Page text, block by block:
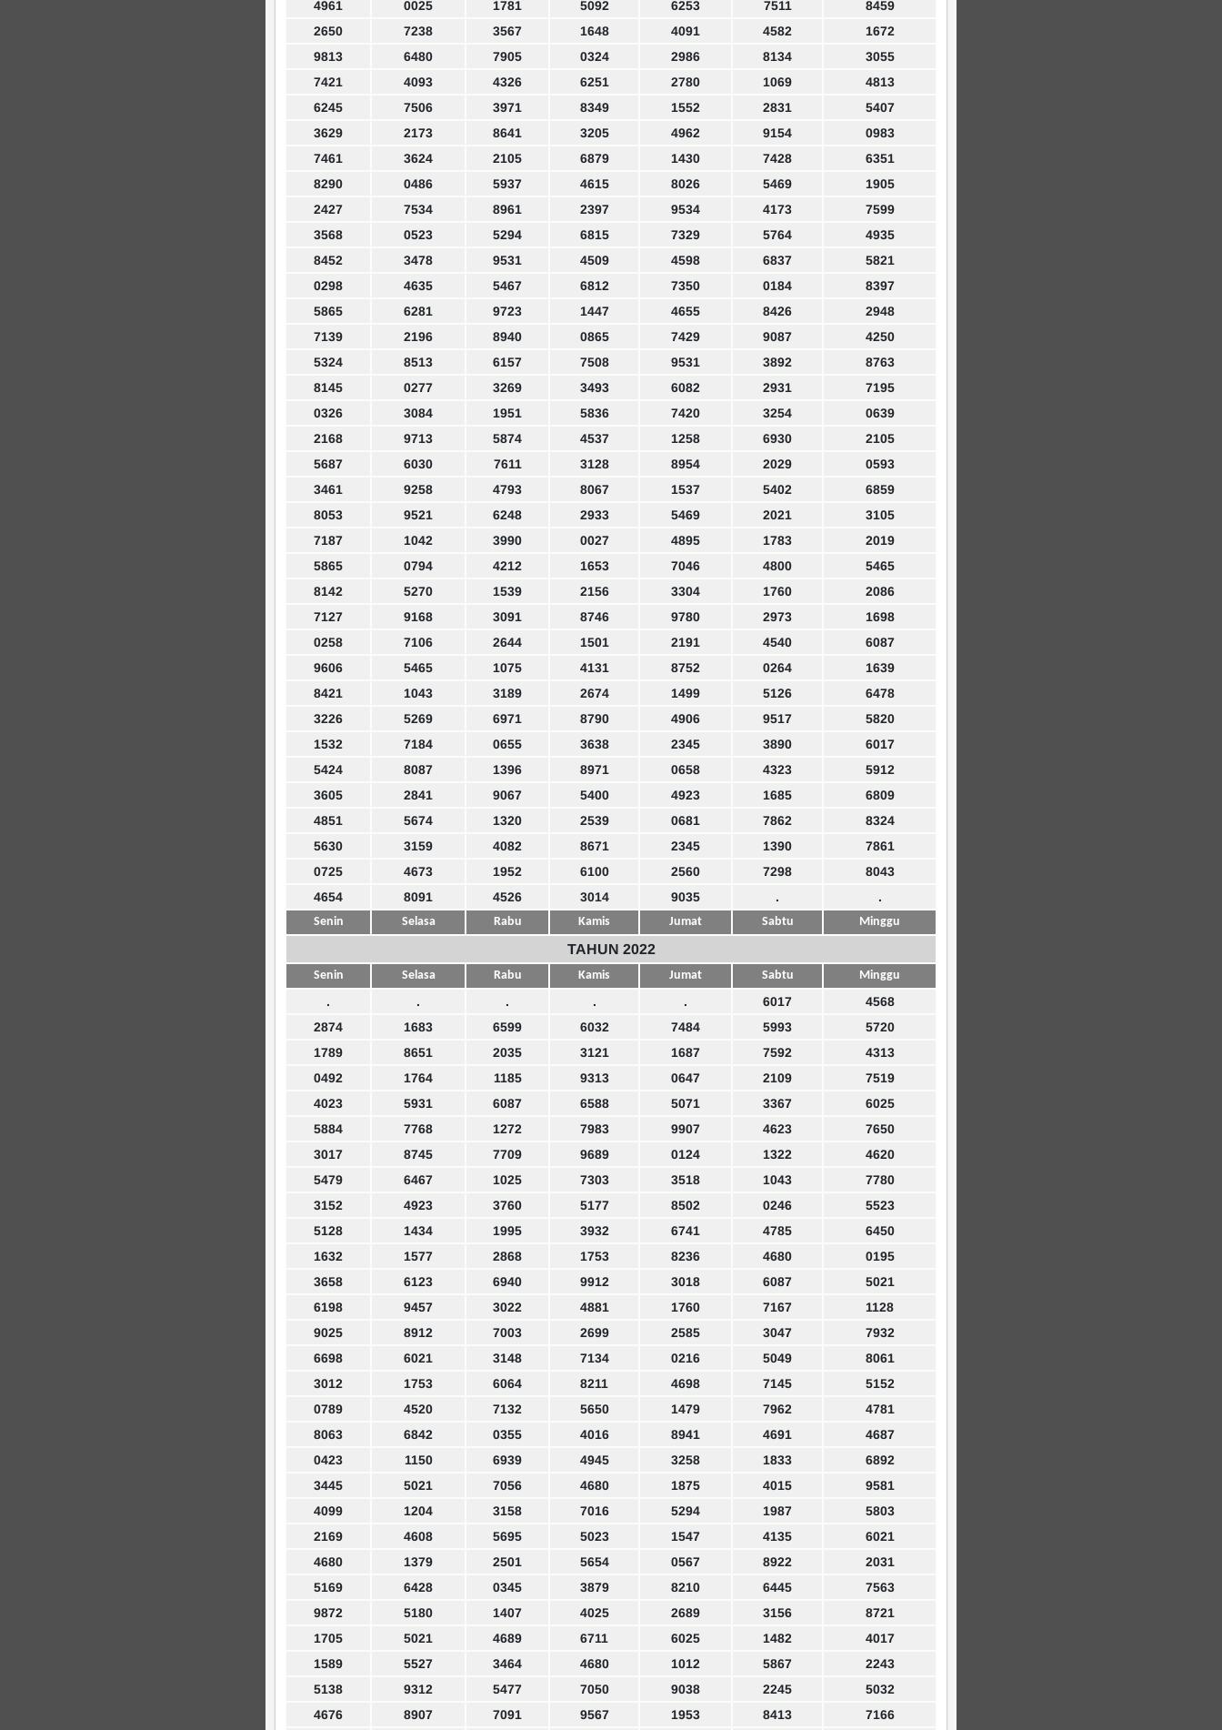
4961
0025 1781 5092 6253 7511
8459
2650
7238 3567 1648 4091 4582
1672
9813
6480 7905 0324 2986 8134
3055
7421
4093 4326 6251 2780 1069
4813
6245
7506 3971 8349 1552 2831
5407
3629
2173 8641 3205 4962 9154
0983
7461
3624 2105 6879 1430 7428
6351
8290
0486 5937 4615 8026 5469
1905
2427
7534 8961 2397 9534 4173
7599
3568
0523 5294 6815 7329 5764
4935
8452
3478 9531 4509 4598 6837
5821
0298
4635 5467 6812 7350 0184
8397
5865
6281 9723 1447 4655 8426
2948
7139
2196 8940 0865 7429 9087
4250
5324
8513 6157 7508 9531 3892
8763
8145
0277 3269 3493 6082 2931
7195
0326
3084 1951 5836 7420 3254
0639
2168
9713 5874 4537 1258 6930
2105
5687
6030 7611 3128 8954 2029
0593
3461
9258 4793 8067 1537 5402
6859
8053
9521 6248 2933 5469 2021
3105
7187
1042 3990 0027 4895 1783
2019
5865
0794 4212 1653 7046 4800
5465
8142
5270 1539 2156 3304 1760
2086
7127
9168 3091 8746 9780 2973
1698
0258
7106 2644 1501 2191 4540
6087
9606
5465 1075 4131 8752 0264
1639
8421
1043 3189 2674 1499 5126
6478
3226
5269 6971 8790 4906 9517
5820
1532
7184 0655 3638 2345 3890
6017
5424
8087 1396 8971 0658 4323
5912
3605
2841 9067 5400 4923 1685
6809
4851
5674 1320 2539 0681 7862
8324
5630
3159 4082 8671 2345 1390
7861
0725
4673 1952 6100 2560 7298
8043
4654
8091 4526 3014 9035 . .
Senin Selasa Rabu Kamis Jumat Sabtu Minggu
TAHUN 2022
Senin Selasa Rabu Kamis Jumat Sabtu Minggu
. . . . . 6017
4568
2874
1683 6599 6032 7484 5993
5720
1789
8651 2035 3121 1687 7592
4313
0492
1764 1185 9313 0647 2109
7519
4023
5931 6087 6588 5071 3367
6025
5884
7768 1272 7983 9907 4623
7650
3017
8745 7709 9689 0124 1322
4620
5479
6467 1025 7303 3518 1043
7780
3152
4923 3760 5177 8502 0246
5523
5128
1434 1995 3932 6741 4785
6450
1632
1577 2868 1753 8236 4680
0195
3658
6123 6940 9912 3018 6087
5021
6198
9457 3022 4881 1760 7167
1128
9025
8912 7003 2699 2585 3047
7932
6698
6021 3148 7134 0216 5049
8061
3012
1753 6064 8211 4698 7145
5152
0789
4520 7132 5650 1479 7962
4781
8063
6842 0355 4016 8941 4691
4687
0423
1150 6939 4945 3258 1833
6892
3445
5021 7056 4680 1875 4015
9581
4099
1204 3158 7016 5294 1987
5803
2169
4608 5695 5023 1547 4135
6021
4680
1379 2501 5654 0567 8922
2031
5169
6428 0345 3879 8210 6445
7563
9872
5180 1407 4025 2689 3156
8721
1705
5021 4689 6711 6025 1482
4017
1589
5527 3464 4680 1012 5867
2243
5138
9312 5477 7050 9038 2245
5032
4676
8907 7091 9567 1953 8413 7166